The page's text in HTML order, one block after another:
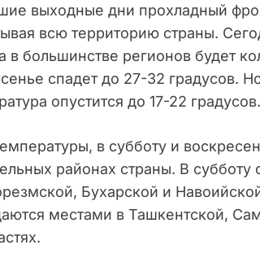
выходные дни прохладный
всю территорию страны.
в большинстве регионов будет
спадет до 27-32 градусов.
опустится до 17-22 градусов.
в субботу и
районах страны. В субботу
Бухарской и
местами в Ташкентской,